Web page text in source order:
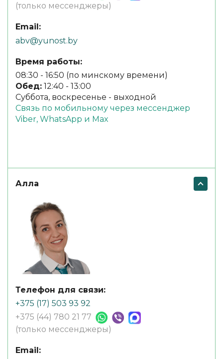
(только мессенджеры)
Email:
abv@yunost.by
Время работы:
08:30 - 16:50 (по минскому времени)
Обед: 12:40 - 13:00
Суббота, воскресенье - выходной
Связь по мобильному через мессенджер
Viber, WhatsApp и Max
Алла
Телефон для связи:
+375 (17) 503 93 92
+375 (44) 780 21 77
(только мессенджеры)
Email: